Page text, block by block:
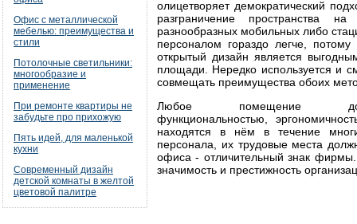
Офис с металлической
мебелью: преимущества и
стили
Потолочные светильники:
многообразие и
применение
При ремонте квартиры не
забудьте про прихожую
Пять идей, для маленькой
кухни
Современный дизайн
детской комнаты в желтой
цветовой палитре
олицетворяет демократический
разграничение пространства
разнообразных мобильных либо
персоналом гораздо легче,
открытый дизайн является
площади. Нередко используется и
совмещать преимущества обоих
Любое помещение
функциональностью,
находятся в нём в течение
персонала, их трудовые места
офиса - отличительный знак
значимость и престижность